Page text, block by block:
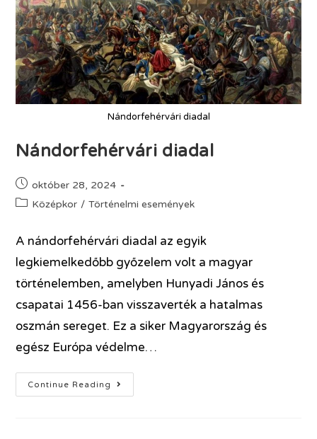
Nándorfehérvári diadal
Nándorfehérvári diadal
október 28, 2024
Középkor / Történelmi események
A nándorfehérvári diadal az egyik
legkiemelkedőbb győzelem volt a magyar
történelemben, amelyben Hunyadi János és
csapatai 1456-ban visszaverték a hatalmas
oszmán sereget. Ez a siker Magyarország és
egész Európa védelme…
Continue Reading